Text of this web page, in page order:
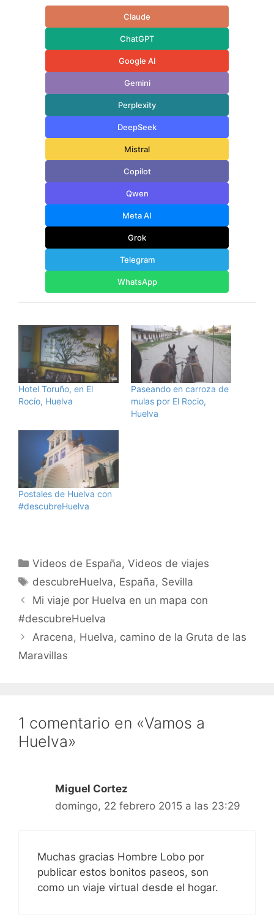
Claude
ChatGPT
Google AI
Gemini
Perplexity
DeepSeek
Mistral
Copilot
Qwen
Meta AI
Grok
Telegram
WhatsApp
Hotel Toruño, en El
Rocío, Huelva
Paseando en carroza de
mulas por El Rocio,
Huelva
Postales de Huelva con
#descubreHuelva
Categorías
Videos de España,Videos de viajes
Etiquetas
descubreHuelva, España, Sevilla
Mi viaje por Huelva en un mapa con
#descubreHuelva
Aracena, Huelva, camino de la Gruta de las
Maravillas
1 comentario en «Vamos a
Huelva»
Miguel Cortez
domingo, 22 febrero 2015 a las 23:29
Muchas gracias Hombre Lobo por
publicar estos bonitos paseos, son
como un viaje virtual desde el hogar.